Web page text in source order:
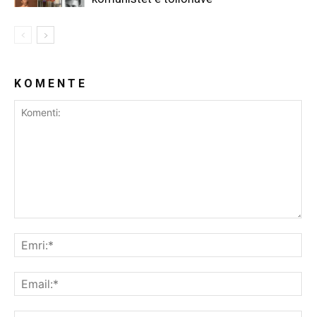
K O M E N T E